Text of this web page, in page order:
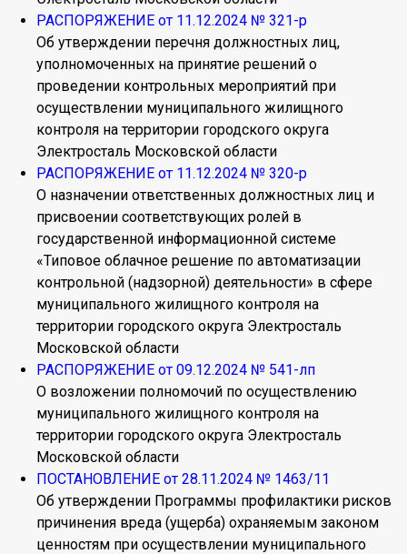
РАСПОРЯЖЕНИЕ от 11.12.2024 № 321-р
Об утверждении перечня должностных лиц,
уполномоченных на принятие решений о
проведении контрольных мероприятий при
осуществлении муниципального жилищного
контроля на территории городского округа
Электросталь Московской области
РАСПОРЯЖЕНИЕ от 11.12.2024 № 320-р
О назначении ответственных должностных лиц и
присвоении соответствующих ролей в
государственной информационной системе
«Типовое облачное решение по автоматизации
контрольной (надзорной) деятельности» в сфере
муниципального жилищного контроля на
территории городского округа Электросталь
Московской области
РАСПОРЯЖЕНИЕ от 09.12.2024 № 541-лп
О возложении полномочий по осуществлению
муниципального жилищного контроля на
территории городского округа Электросталь
Московской области
ПОСТАНОВЛЕНИЕ от 28.11.2024 № 1463/11
Об утверждении Программы профилактики рисков
причинения вреда (ущерба) охраняемым законом
ценностям при осуществлении муниципального